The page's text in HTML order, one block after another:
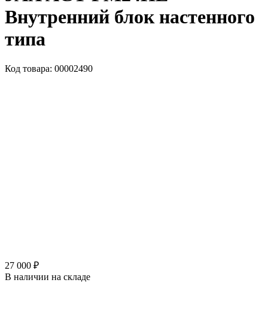
Внутренний блок настенного
типа
Код товара: 00002490
27 000 ₽
В наличии на складе